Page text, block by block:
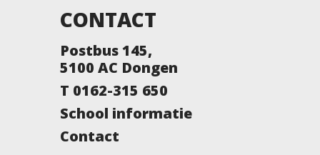
CONTACT
Postbus 145,
5100 AC Dongen
T 0162-315 650
School informatie
Contact